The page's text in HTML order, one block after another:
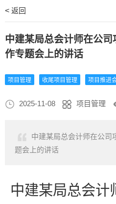
< 返回
中建某局总会计师在公
作专题会上的讲话
项目管理 收尾项目管理 项目推进
2025-11-08 项目管理
中建某局总会计师在公司
题会上的讲话
中建某局总会计